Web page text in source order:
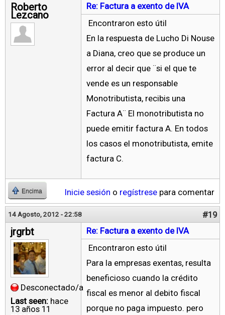
Roberto
Lezcano
Re: Factura a exento de IVA
Encontraron esto útil
En la respuesta de Lucho Di Nouse
a Diana, creo que se produce un
error al decir que ¨si el que te
vende es un responsable
Monotributista, recibis una
Factura A¨ El monotributista no
puede emitir factura A. En todos
los casos el monotributista, emite
factura C.
Encima Inicie sesión o regístrese para comentar
14 Agosto, 2012 - 22:58 #19
jrgrbt
Desconectado/a
Last seen: hace
13 años 11
Re: Factura a exento de IVA
Encontraron esto útil
Para la empresas exentas, resulta
beneficioso cuando la crédito
fiscal es menor al debito fiscal
porque no paga impuesto. pero